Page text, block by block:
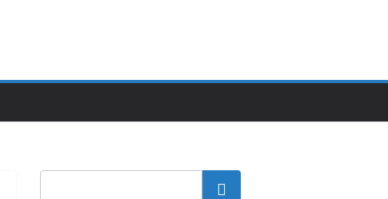
Cari